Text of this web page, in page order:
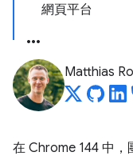
網頁平台
Matthias
在 Chrome 144 中，